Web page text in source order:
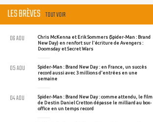
LES BRÈVES TOUT VOIR
Chris McKenna et Erik Sommers (Spider-Man : Brand
New Day) en renfort sur l'écriture de Avengers :
Doomsday et Secret Wars
06 AOU
Spider-Man : Brand New Day : en France, un succès
record aussi avec 3 millions d'entrées en une
semaine
05 AOU
Spider-Man : Brand New Day : comme attendu, le film
de Destin Daniel Cretton dépasse le milliard au box-
office en un temps record
04 AOU